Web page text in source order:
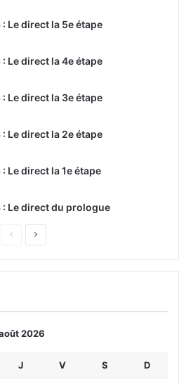
Le direct la 5e étape
Le direct la 4e étape
Le direct la 3e étape
Le direct la 2e étape
Le direct la 1e étape
Le direct du prologue
Page
Page
2026
J V S D